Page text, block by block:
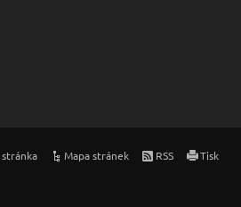
Mapa stránek RSS Tisk